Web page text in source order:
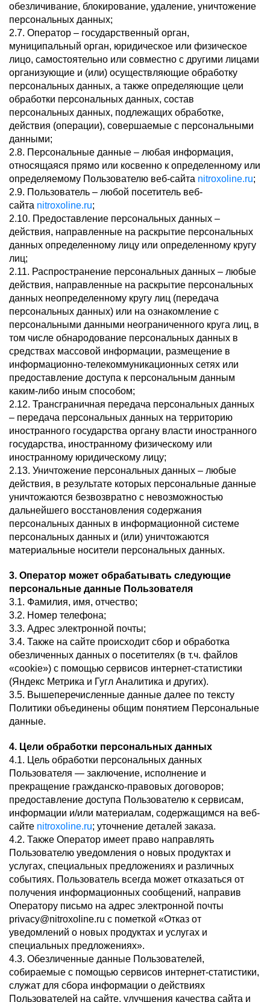
обезличивание, блокирование, удаление, уничтожение
персональных данных;
2.7. Оператор – государственный орган,
муниципальный орган, юридическое или физическое
лицо, самостоятельно или совместно с другими лицами
организующие и (или) осуществляющие обработку
персональных данных, а также определяющие цели
обработки персональных данных, состав
персональных данных, подлежащих обработке,
действия (операции), совершаемые с персональными
данными;
2.8. Персональные данные – любая информация,
относящаяся прямо или косвенно к определенному или
определяемому Пользователю веб-сайта nitroxoline.ru;
2.9. Пользователь – любой посетитель веб-
сайта nitroxoline.ru;
2.10. Предоставление персональных данных –
действия, направленные на раскрытие персональных
данных определенному лицу или определенному кругу
лиц;
2.11. Распространение персональных данных – любые
действия, направленные на раскрытие персональных
данных неопределенному кругу лиц (передача
персональных данных) или на ознакомление с
персональными данными неограниченного круга лиц, в
том числе обнародование персональных данных в
средствах массовой информации, размещение в
информационно-телекоммуникационных сетях или
предоставление доступа к персональным данным
каким-либо иным способом;
2.12. Трансграничная передача персональных данных
– передача персональных данных на территорию
иностранного государства органу власти иностранного
государства, иностранному физическому или
иностранному юридическому лицу;
2.13. Уничтожение персональных данных – любые
действия, в результате которых персональные данные
уничтожаются безвозвратно с невозможностью
дальнейшего восстановления содержания
персональных данных в информационной системе
персональных данных и (или) уничтожаются
материальные носители персональных данных.
3. Оператор может обрабатывать следующие
персональные данные Пользователя
3.1. Фамилия, имя, отчество;
3.2. Номер телефона;
3.3. Адрес электронной почты;
3.4. Также на сайте происходит сбор и обработка
обезличенных данных о посетителях (в т.ч. файлов
«cookie») с помощью сервисов интернет-статистики
(Яндекс Метрика и Гугл Аналитика и других).
3.5. Вышеперечисленные данные далее по тексту
Политики объединены общим понятием Персональные
данные.
4. Цели обработки персональных данных
4.1. Цель обработки персональных данных
Пользователя — заключение, исполнение и
прекращение гражданско-правовых договоров;
предоставление доступа Пользователю к сервисам,
информации и/или материалам, содержащимся на веб-
сайте nitroxoline.ru; уточнение деталей заказа.
4.2. Также Оператор имеет право направлять
Пользователю уведомления о новых продуктах и
услугах, специальных предложениях и различных
событиях. Пользователь всегда может отказаться от
получения информационных сообщений, направив
Оператору письмо на адрес электронной почты
privacy@nitroxoline.ru с пометкой «Отказ от
уведомлений о новых продуктах и услугах и
специальных предложениях».
4.3. Обезличенные данные Пользователей,
собираемые с помощью сервисов интернет-статистики,
служат для сбора информации о действиях
Пользователей на сайте, улучшения качества сайта и